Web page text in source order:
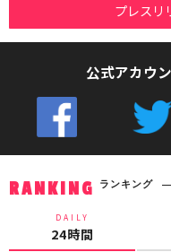
プレスリ
公式アカウ
RANKING ランキング
DAILY
24時間